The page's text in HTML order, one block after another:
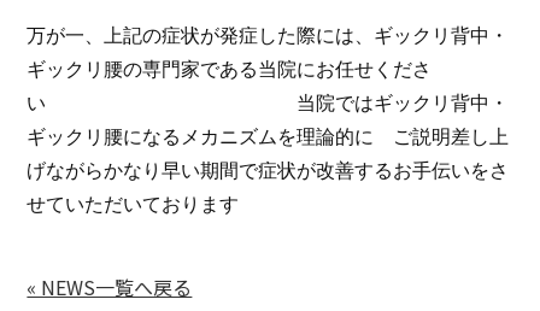
万が一、上記の症状が発症した際には、ギックリ背中・
ギックリ腰の専門家である当院にお任せくださ
い 当院ではギックリ背中・
ギックリ腰になるメカニズムを理論的に ご説明差し上
げながらかなり早い期間で症状が改善するお手伝いをさ
せていただいております
« NEWS一覧へ戻る